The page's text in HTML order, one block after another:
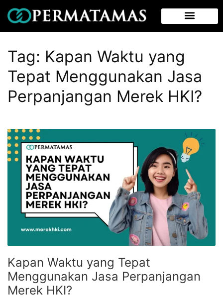
Tag: Kapan Waktu yang
Tepat Menggunakan Jasa
Perpanjangan Merek HKI?
Kapan Waktu yang Tepat
Menggunakan Jasa Perpanjangan
Merek HKI?